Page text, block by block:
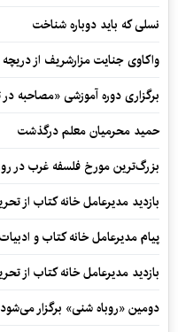
نسلی که باید دوباره شناخت
واکاوی جنایت مزارشریف از
برگزاری دوره آموزشی «مصاحبه
حمید محرمیان معلم درگذشت
بزرگ‌ترین مورخ فلسفه غرب در
بازدید مدیرعامل خانه کتاب از
پیام مدیرعامل خانه کتاب و
بازدید مدیرعامل خانه کتاب از
دومین «روباه شنی» برگزار می‌شود